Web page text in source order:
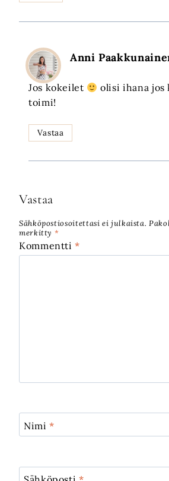
Anni
Jos kokeilet
olisi ihana
toimi!
Vastaa
Vastaa
Sähköpostiosoitettasi ei julkaista.
merkitty *
Kommentti*
Nimi*